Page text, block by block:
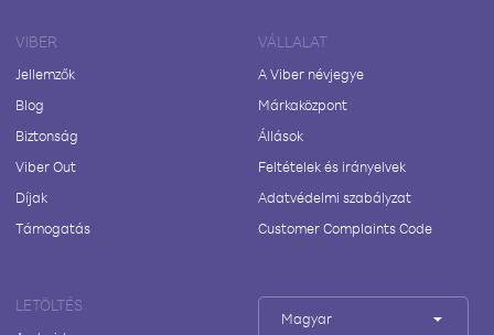
VIBER
Jellemzők
Blog
Biztonság
Viber Out
Díjak
Támogatás
VÁLLALAT
A Viber névjegye
Márkaközpont
Állások
Feltételek és irányelvek
Adatvédelmi szabályzat
Customer Complaints Code
LETÖLTÉS
Magyar